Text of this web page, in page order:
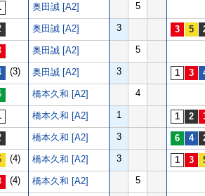
奥田誠 [A2] 5
奥田誠 [A2] 3
奥田誠 [A2] 5
(3) 奥田誠 [A2] 3
橋本久和 [A2] 4
橋本久和 [A2] 1
橋本久和 [A2] 3
(4) 橋本久和 [A2] 3
(4) 橋本久和 [A2] 5